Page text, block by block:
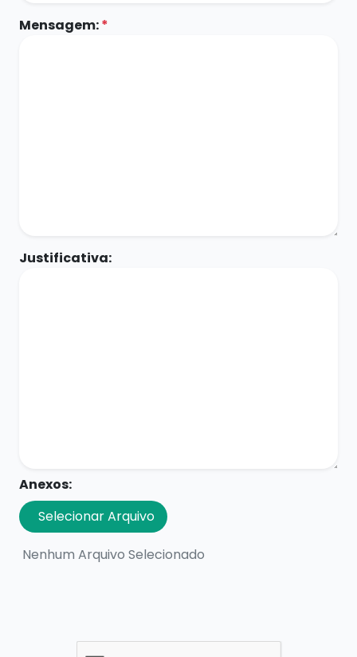
Mensagem:*
Justificativa:
Anexos:
Selecionar Arquivo
Nenhum Arquivo Selecionado